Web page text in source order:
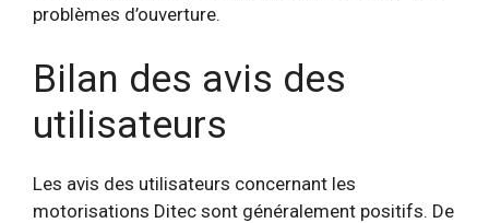
problèmes d’ouverture.
Bilan des avis des
utilisateurs
Les avis des utilisateurs concernant les
motorisations Ditec sont généralement positifs. De